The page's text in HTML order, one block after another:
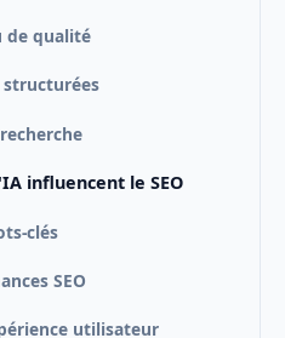
de qualité
structurées
influencent le SEO
clés
SEO
utilisateur